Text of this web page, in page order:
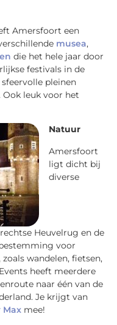
Amersfoort een
musea,
die het hele jaar door
festivals in de
pleinen
leuk voor het
Natuur
Amersfoort
ligt dicht bij
diverse
Heuvelrug en de
voor
wandelen, fietsen,
heeft meerdere
naar één van de
Je krijgt van
Max mee!